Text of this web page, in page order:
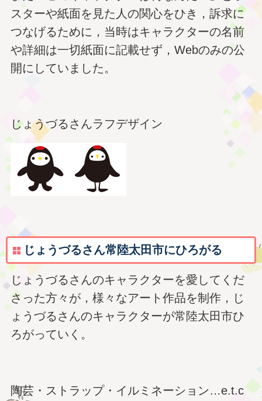
スターや紙面を見た人の関心をひき，訴求に
つなげるために，当時はキャラクターの名前
や詳細は一切紙面に記載せず，Webのみの公
開にしていました。
じょうづるさんラフデザイン
じょうづるさん常陸太田市にひろがる
じょうづるさんのキャラクターを愛してくだ
さった方々が，様々なアート作品を制作，じ
ょうづるさんのキャラクターが常陸太田市ひ
ろがっていく。
陶芸・ストラップ・イルミネーション…e.t.c